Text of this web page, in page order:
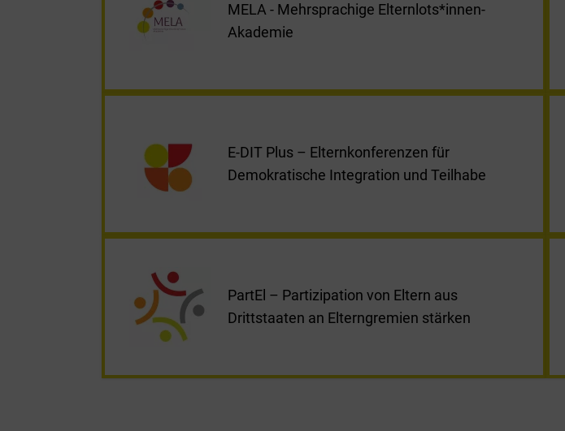
MELA - Mehrsprachige Elternlots*innen-
Akademie
E-DIT Plus – Elternkonferenzen für
Demokratische Integration und Teilhabe
PartEl – Partizipation von Eltern aus
Drittstaaten an Elterngremien stärken